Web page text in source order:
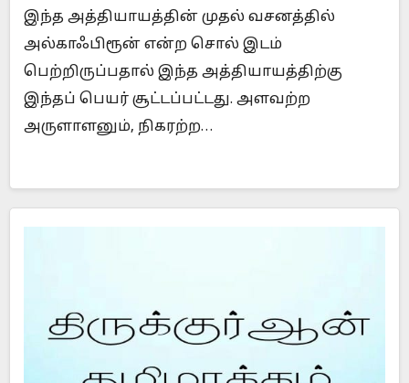
இந்த அத்தியாயத்தின் முதல் வசனத்தில்
அல்காஃபிரூன் என்ற சொல் இடம்
பெற்றிருப்பதால் இந்த அத்தியாயத்திற்கு
இந்தப் பெயர் சூட்டப்பட்டது. அளவற்ற
அருளாளனும், நிகரற்ற…